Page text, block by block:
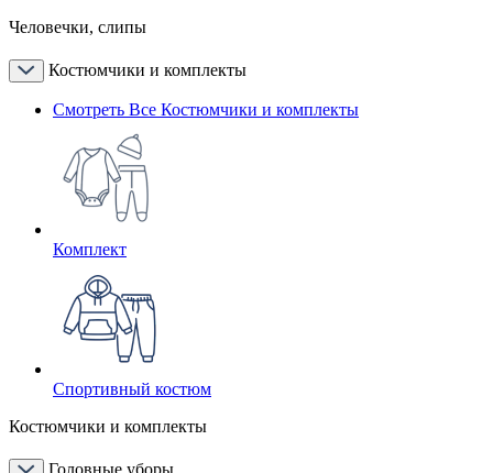
Человечки, слипы
Костюмчики и комплекты
Смотреть Все Костюмчики и комплекты
Комплект
Спортивный костюм
Костюмчики и комплекты
Головные уборы